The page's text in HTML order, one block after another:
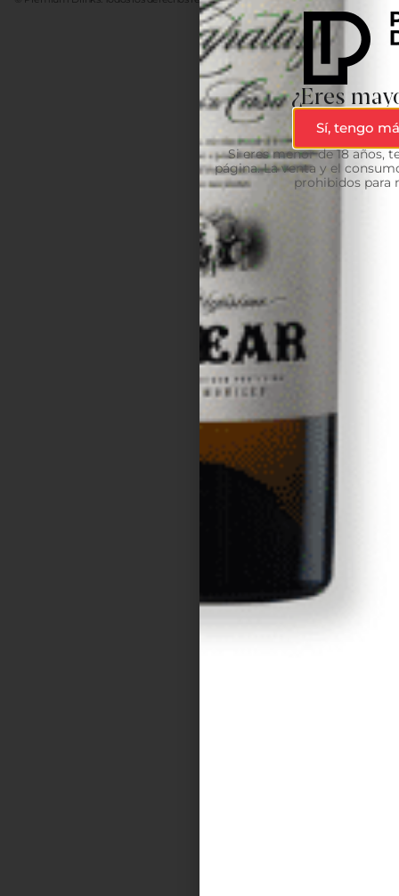
¿Eres
Sí, tengo
Si eres menor de 18 años,
página. La venta y el
prohibidos para